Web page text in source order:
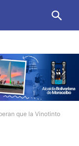
que la Vinotinto